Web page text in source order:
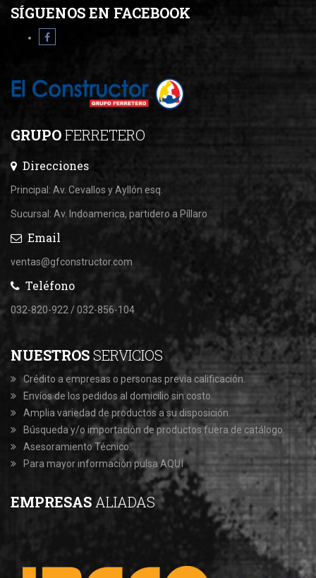
SÍGUENOS EN FACEBOOK
GRUPOFERRETERO
Direcciones
Principal: Av. Cevallos y Ayllón esq.
Sucursal: Av. Indoamerica, partidero a Píllaro
Email
ventas@gfconstructor.com
Teléfono
032-820-922 / 032-856-104
NUESTROSSERVICIOS
Crédito a empresas o personas previa calificación.
Envíos de los pedidos al domicilio sin costo.
Amplia variedad de productos a su disposición.
Búsqueda y/o importación de productos fuera de catálogo.
Asesoramiento Técnico.
Para mayor información pulsa AQUÏ
EMPRESASALIADAS